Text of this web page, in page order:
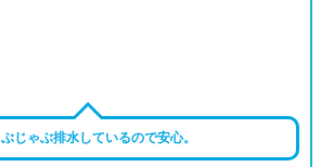
じゃぶ排水しているので安心。